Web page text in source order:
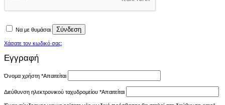
Να με θυμάσαι Σύνδεση
Χάσατε τον κωδικό σας;
Εγγραφή
Όνομα χρήστη *Απαιτείται
Διεύθυνση ηλεκτρονικού ταχυδρομείου *Απαιτείται